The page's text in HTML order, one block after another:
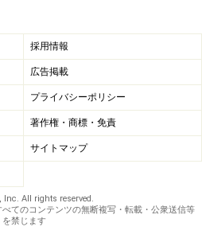
採用情報
広告掲載
プライバシーポリシー
著作権・商標・免責
サイトマップ
Inc. All rights reserved.
てのコンテンツの無断複写・転載・公衆送信等
を禁じます